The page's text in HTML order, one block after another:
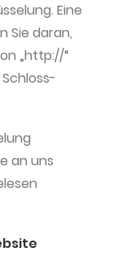
Eine
Sie daran,
„http://“
an uns